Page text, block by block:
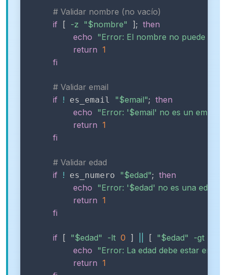
# Validar nombre (no vacío)
if [ -z "$nombre" ]; then
echo "Error: El nombre no puede
return 1
fi
# Validar email
if ! es_email "$email"; then
echo "Error: '$email' no es un email
return 1
fi
# Validar edad
if ! es_numero "$edad"; then
echo "Error: '$edad' no es una edad
return 1
fi
if [ "$edad" -lt 0 ] [ "$edad" -gt
echo "Error: La edad debe estar entre
return 1